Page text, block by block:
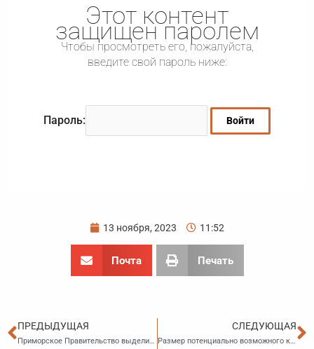
Этот контент
защищен паролем
Чтобы просмотреть его, пожалуйста,
введите свой пароль ниже:
Пароль:
13 ноября, 2023 11:52
Почта Печать
Пред
ПРЕДЫДУЩАЯ
Приморское Правительство выделит субсидии малому и среднему бизнесу на запуск инновационных проектов
СЛЕДУЮЩАЯ
Размер потенциально возможного к получению ИП годового дохода при патентной системе налогообложения останется прежним